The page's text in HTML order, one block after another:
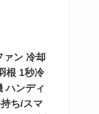
ァン 冷却
根 1秒冷
ハンディ
ち/スマ